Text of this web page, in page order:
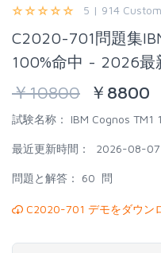
5 | 914
C2020-701問題集
100%命中 - 2026最
￥10800 ￥ 8800
試験名称： IBM Cognos TM1
最近更新時間： 2026-08-07
問題と解答： 60 問
C2020-701 デモをダウン